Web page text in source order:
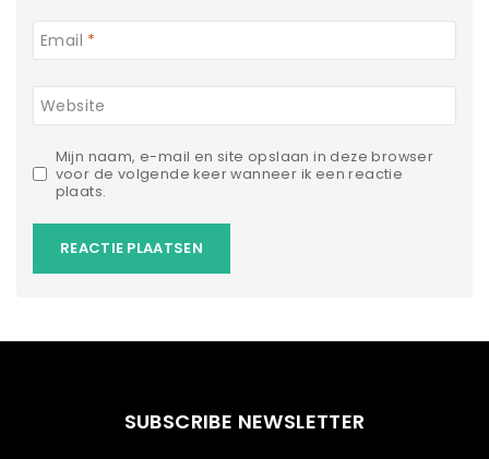
Email *
Website
Mijn naam, e-mail en site opslaan in deze browser
voor de volgende keer wanneer ik een reactie
plaats.
SUBSCRIBE NEWSLETTER